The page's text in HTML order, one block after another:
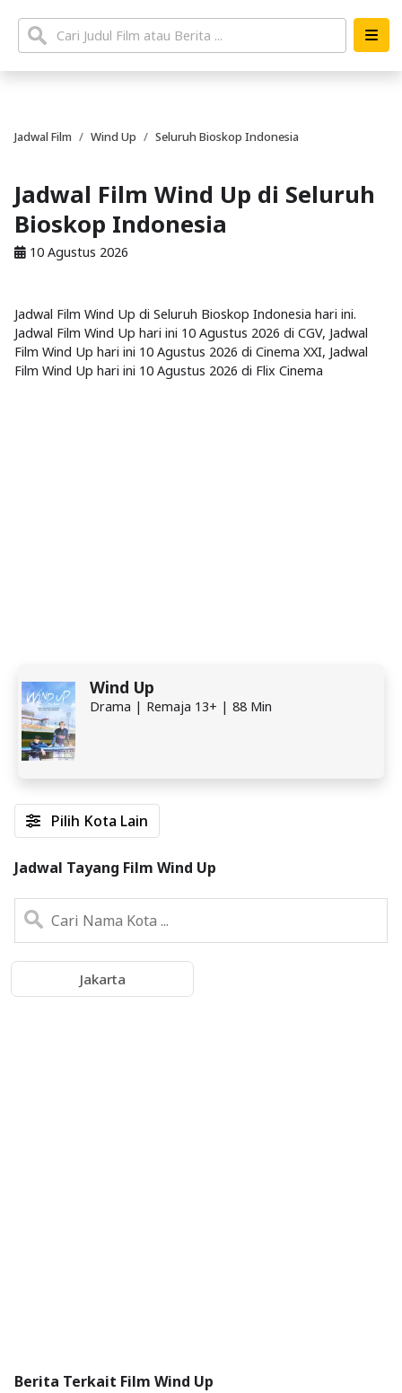
Jadwal Film Wind Up Seluruh Bioskop Indonesia
Jadwal Film Wind Up di Seluruh
Bioskop Indonesia
10 Agustus 2026
Jadwal Film Wind Up di Seluruh Bioskop Indonesia hari ini.
Jadwal Film Wind Up hari ini 10 Agustus 2026 di CGV, Jadwal
Film Wind Up hari ini 10 Agustus 2026 di Cinema XXI, Jadwal
Film Wind Up hari ini 10 Agustus 2026 di Flix Cinema
Wind Up
Drama | Remaja 13+ | 88 Min
Pilih Kota Lain
Jadwal Tayang Film Wind Up
Jakarta
Berita Terkait Film Wind Up